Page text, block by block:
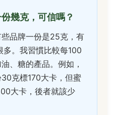
幾克，可信嗎？
品牌一份是25克，有
。我習慣比較每100
、糖的產品。例如，
克標170大卡，但蜜
大卡，後者就該少